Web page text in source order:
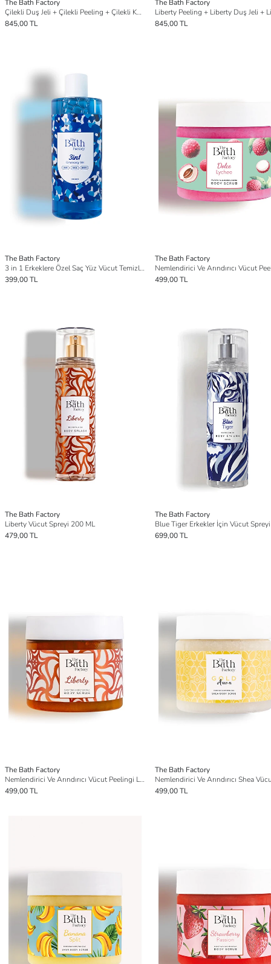
The Bath Factory
Çilekli Duş Jeli + Çilekli Peeling + Çilekli Köpük Sabun 3'lü Cilt Bakım Seti
845,00 TL
The Bath Factory
845,00 TL
The Bath Factory
3 in 1 Erkeklere Özel Saç Yüz Vücut Temizleme Jeli 400 ml
399,00 TL
The Bath Factory
499,00 TL
The Bath Factory
Liberty Vücut Spreyi 200 ML
479,00 TL
The Bath Factory
699,00 TL
The Bath Factory
Nemlendirici Ve Arındırıcı Vücut Peelingi Liberty 300 gr
499,00 TL
The Bath Factory
499,00 TL